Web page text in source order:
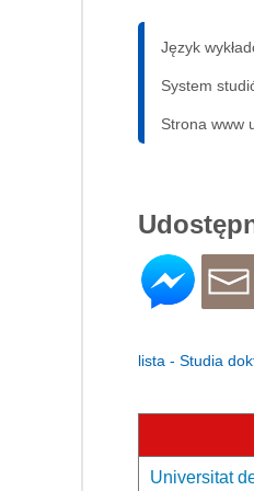
Język
System
Strona www
lista - Studia
Universitat